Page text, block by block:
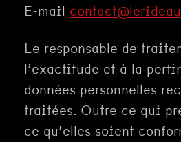
E-mail
Le responsable de
l’exactitude et à la
données personnelles
traitées. Outre ce qui
ce qu’elles soient